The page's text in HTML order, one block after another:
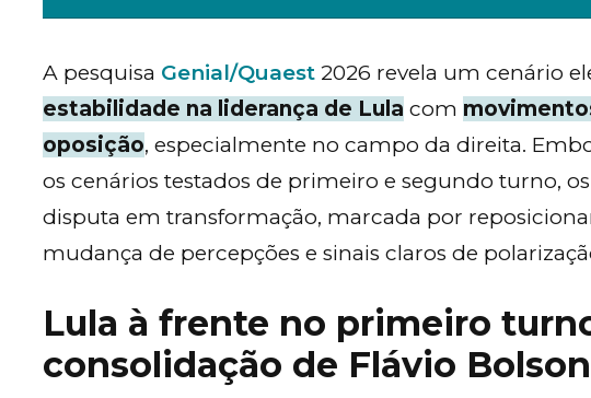
A pesquisa Genial/Quaest 2026 revela um cenário
estabilidade na liderança de Lula com
oposição, especialmente no campo da direita.
os cenários testados de primeiro e segundo turno,
disputa em transformação, marcada por
mudança de percepções e sinais claros de
Lula à frente no primeiro
consolidação de Flávio